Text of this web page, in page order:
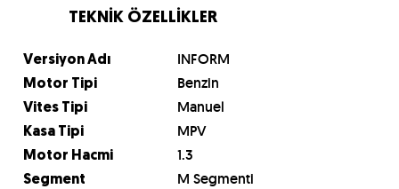
TEKNİK ÖZELLİKLER
Versiyon Adı INFORM
Motor Tipi Benzin
Vites Tipi Manuel
Kasa Tipi MPV
Motor Hacmi 1.3
Segment M Segmenti